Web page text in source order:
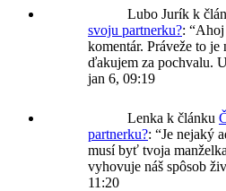
Lubo Jurík k
svoju partnerku?: “Ahoj
komentár. Práveže to
ďakujem za pochvalu.
jan 6, 09:19
Lenka k článku
partnerku?: “Je nejaký
musí byť tvoja
vyhovuje náš spôsob
11:20